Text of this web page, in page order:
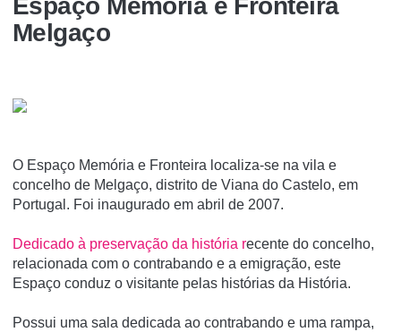
Espaço Memória e Fronteira
Melgaço
O Espaço Memória e Fronteira localiza-se na vila e
concelho de Melgaço, distrito de Viana do Castelo, em
Portugal. Foi inaugurado em abril de 2007.
Dedicado à preservação da história recente do concelho,
relacionada com o contrabando e a emigração, este
Espaço conduz o visitante pelas histórias da História.
Possui uma sala dedicada ao contrabando e uma rampa,